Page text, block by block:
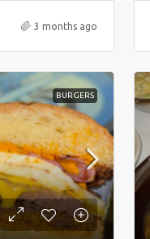
3 months ago
BURGERS